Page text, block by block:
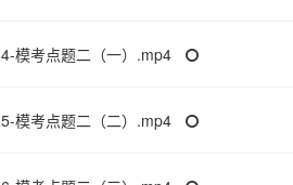
4-模考点题二（一）.mp4
5-模考点题二（二）.mp4